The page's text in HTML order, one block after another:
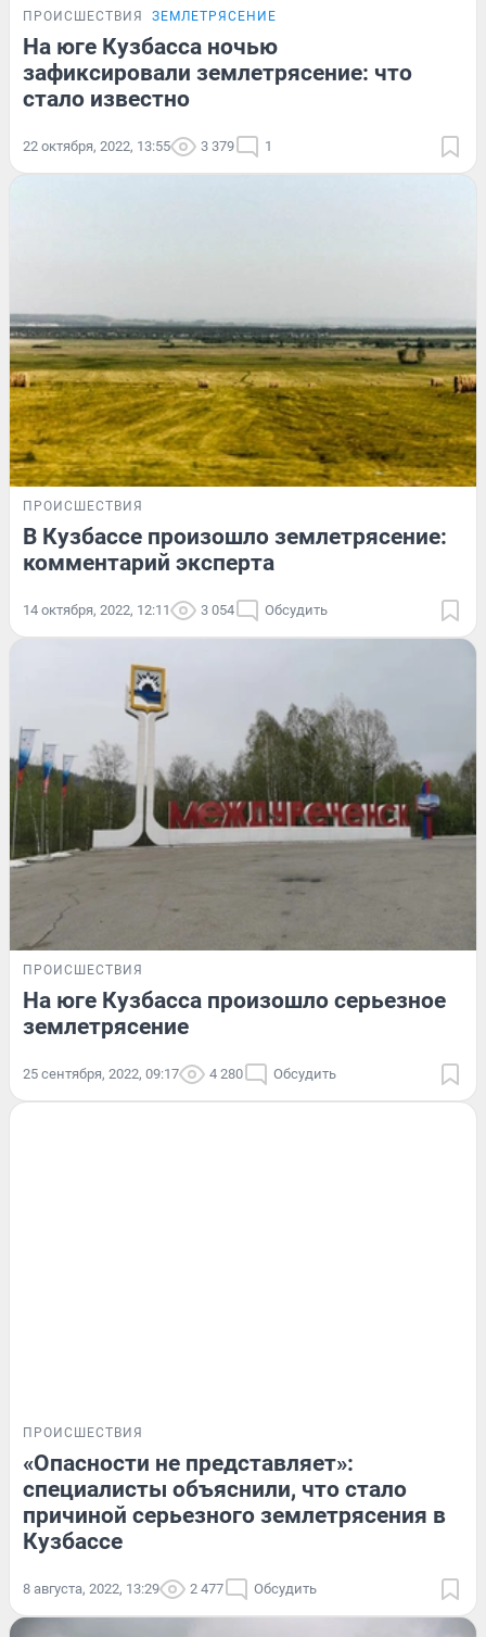
ПРОИСШЕСТВИЯ ЗЕМЛЕТРЯСЕНИЕ
На юге Кузбасса ночью
зафиксировали землетрясение: что
стало известно
22 октября, 2022, 13:55 3 379 1
ПРОИСШЕСТВИЯ
В Кузбассе произошло землетрясение:
комментарий эксперта
14 октября, 2022, 12:11 3 054 Обсудить
ПРОИСШЕСТВИЯ
На юге Кузбасса произошло серьезное
землетрясение
25 сентября, 2022, 09:17 4 280 Обсудить
ПРОИСШЕСТВИЯ
«Опасности не представляет»:
специалисты объяснили, что стало
причиной серьезного землетрясения в
Кузбассе
8 августа, 2022, 13:29 2 477 Обсудить